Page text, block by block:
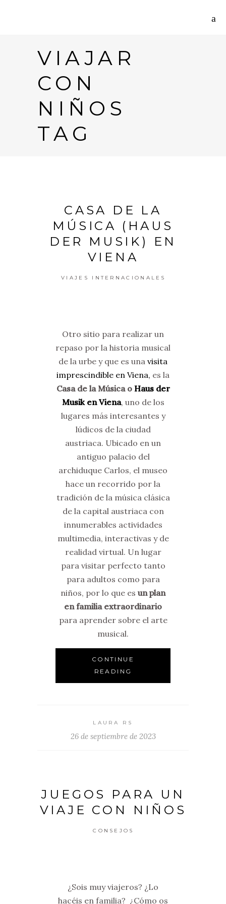
VIAJAR
CON
NIÑOS
TAG
CASA DE LA
MÚSICA (HAUS
DER MUSIK) EN
VIENA
VIAJES INTERNACIONALES
Otro sitio para realizar un
repaso por la historia musical
de la urbe y que es una visita
imprescindible en Viena, es la
Casa de la Música o Haus der
Musik en Viena, uno de los
lugares más interesantes y
lúdicos de la ciudad
austriaca. Ubicado en un
antiguo palacio del
archiduque Carlos, el museo
hace un recorrido por la
tradición de la música clásica
de la capital austriaca con
innumerables actividades
multimedia, interactivas y de
realidad virtual. Un lugar
para visitar perfecto tanto
para adultos como para
niños, por lo que es un plan
en familia extraordinario
para aprender sobre el arte
musical.
CONTINUE
READING
LAURA RS
26 de septiembre de 2023
JUEGOS PARA UN
VIAJE CON NIÑOS
CONSEJOS
¿Sois muy viajeros? ¿Lo
hacéis en familia? ¿Cómo os